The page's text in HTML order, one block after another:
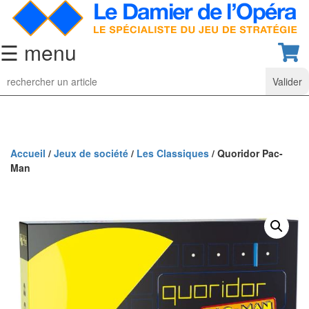
☰ menu
Jeu
d’Echecs
collection
Pièces
d’échecs
classiques
Coffrets
Accueil / Jeux de société / Les Classiques / Quoridor Pac-
Man